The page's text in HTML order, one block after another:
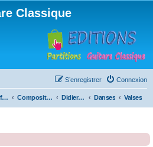
Classique
Connexion
S’enregistrer
Index du forum Compositions Didierland Danses Valses